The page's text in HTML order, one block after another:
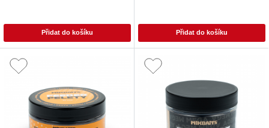
Přidat do košíku Přidat do košíku